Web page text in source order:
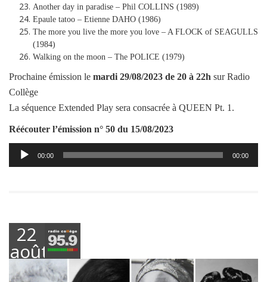
Another day in paradise – Phil COLLINS (1989)
Epaule tatoo – Etienne DAHO (1986)
The more you live the more you love – A FLOCK of SEAGULLS
(1984)
Walking on the moon – The POLICE (1979)
Prochaine émission le mardi 29/08/2023 de 20 à 22h sur Radio
Collège
La séquence Extended Play sera consacrée à QUEEN Pt. 1.
Réécouter l’émission n° 50 du 15/08/2023
Lecteur
audio
00:00 00:00
22
août
2023